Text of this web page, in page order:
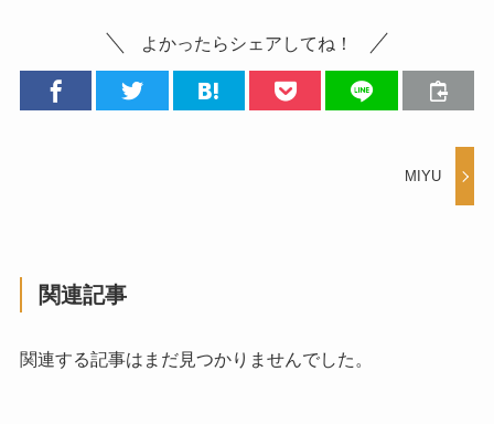
よかったらシェアしてね！
MIYU
関連記事
関連する記事はまだ見つかりませんでした。